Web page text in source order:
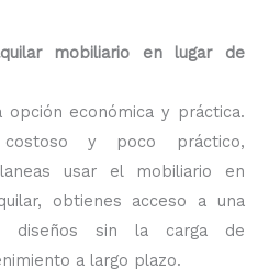
mobiliario en lugar de
opción económica y práctica.
y poco práctico,
usar el mobiliario en
obtienes acceso a una
diseños sin la carga de
a largo plazo.